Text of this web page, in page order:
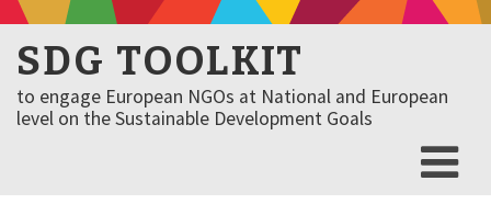
SDG TOOLKIT
to engage European NGOs at National and European
level on the Sustainable Development Goals